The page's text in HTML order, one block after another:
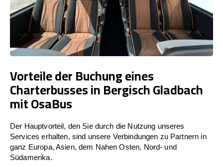
Vorteile der Buchung eines
Charterbusses in Bergisch Gladbach
mit OsaBus
Der Hauptvorteil, den Sie durch die Nutzung unseres
Services erhalten, sind unsere Verbindungen zu Partnern in
ganz Europa, Asien, dem Nahen Osten, Nord- und
Südamerika.